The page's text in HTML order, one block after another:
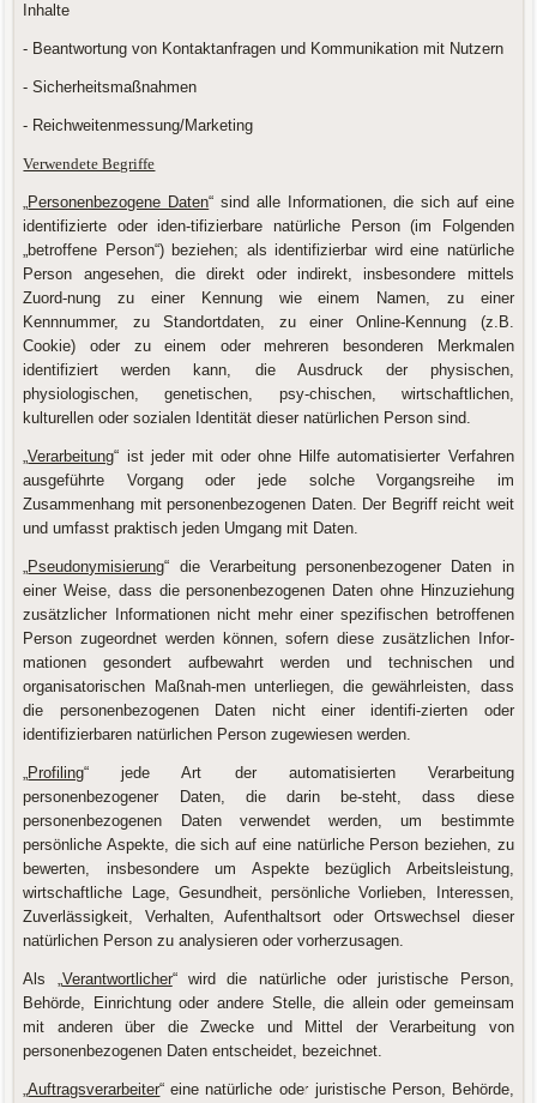
Inhalte
- Beantwortung von Kontaktanfragen und Kommunikation mit Nutzern
- Sicherheitsmaßnahmen
- Reichweitenmessung/Marketing
Verwendete Begriffe
„Personenbezogene Daten“ sind alle Informationen, die sich auf eine
identifizierte oder iden-tifizierbare natürliche Person (im Folgenden
„betroffene Person“) beziehen; als identifizierbar wird eine natürliche
Person angesehen, die direkt oder indirekt, insbesondere mittels
Zuord-nung zu einer Kennung wie einem Namen, zu einer
Kennnummer, zu Standortdaten, zu einer Online-Kennung (z.B.
Cookie) oder zu einem oder mehreren besonderen Merkmalen
identifiziert werden kann, die Ausdruck der physischen,
physiologischen, genetischen, psy-chischen, wirtschaftlichen,
kulturellen oder sozialen Identität dieser natürlichen Person sind.
„Verarbeitung“ ist jeder mit oder ohne Hilfe automatisierter Verfahren
ausgeführte Vorgang oder jede solche Vorgangsreihe im
Zusammenhang mit personenbezogenen Daten. Der Begriff reicht weit
und umfasst praktisch jeden Umgang mit Daten.
„Pseudonymisierung“ die Verarbeitung personenbezogener Daten in
einer Weise, dass die personenbezogenen Daten ohne Hinzuziehung
zusätzlicher Informationen nicht mehr einer spezifischen betroffenen
Person zugeordnet werden können, sofern diese zusätzlichen Infor-
mationen gesondert aufbewahrt werden und technischen und
organisatorischen Maßnah-men unterliegen, die gewährleisten, dass
die personenbezogenen Daten nicht einer identifi-zierten oder
identifizierbaren natürlichen Person zugewiesen werden.
„Profiling“ jede Art der automatisierten Verarbeitung
personenbezogener Daten, die darin be-steht, dass diese
personenbezogenen Daten verwendet werden, um bestimmte
persönliche Aspekte, die sich auf eine natürliche Person beziehen, zu
bewerten, insbesondere um Aspekte bezüglich Arbeitsleistung,
wirtschaftliche Lage, Gesundheit, persönliche Vorlieben, Interessen,
Zuverlässigkeit, Verhalten, Aufenthaltsort oder Ortswechsel dieser
natürlichen Person zu analysieren oder vorherzusagen.
Als „Verantwortlicher“ wird die natürliche oder juristische Person,
Behörde, Einrichtung oder andere Stelle, die allein oder gemeinsam
mit anderen über die Zwecke und Mittel der Verarbeitung von
personenbezogenen Daten entscheidet, bezeichnet.
„Auftragsverarbeiter“ eine natürliche oder juristische Person, Behörde,